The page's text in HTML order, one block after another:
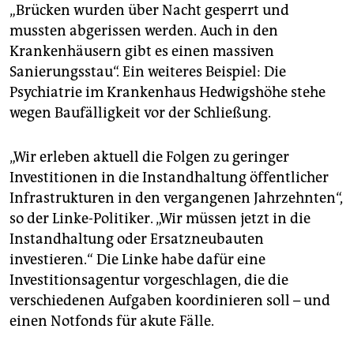
„Brücken wurden über Nacht gesperrt und
mussten abgerissen werden. Auch in den
Krankenhäusern gibt es einen massiven
Sanierungsstau“. Ein weiteres Beispiel: Die
Psychiatrie im Krankenhaus Hedwigshöhe stehe
wegen Baufälligkeit vor der Schließung.
„Wir erleben aktuell die Folgen zu geringer
Investitionen in die Instandhaltung öffentlicher
Infrastrukturen in den vergangenen Jahrzehnten“,
so der Linke-Politiker. „Wir müssen jetzt in die
Instandhaltung oder Ersatzneubauten
investieren.“ Die Linke habe dafür eine
Investitionsagentur vorgeschlagen, die die
verschiedenen Aufgaben koordinieren soll – und
einen Notfonds für akute Fälle.